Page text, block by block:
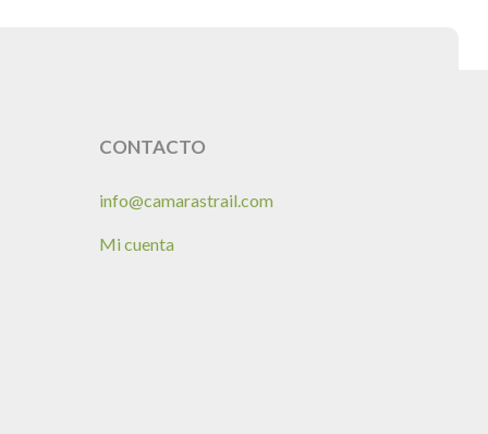
CONTACTO
info@camarastrail.com
Mi cuenta